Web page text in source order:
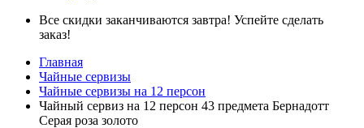
Все скидки заканчиваются завтра! Успейте сделать
заказ!
Главная
Чайные сервизы
Чайные сервизы на 12 персон
Чайный сервиз на 12 персон 43 предмета Бернадотт
Серая роза золото